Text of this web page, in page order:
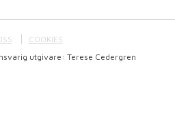
COOKIES
utgivare: Terese Cedergren